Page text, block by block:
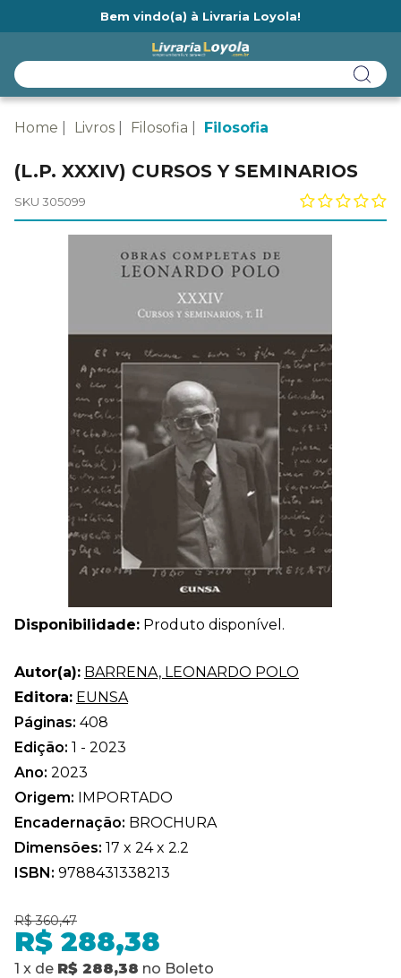
Bem vindo(a) à Livraria Loyola!
Home Livros Filosofia Filosofia
(L.P. XXXIV) CURSOS Y SEMINARIOS
SKU 305099
Disponibilidade: Produto disponível.
Autor(a): BARRENA, LEONARDO POLO
Editora: EUNSA
Páginas: 408
Edição: 1 - 2023
Ano: 2023
Origem: IMPORTADO
Encadernação: BROCHURA
Dimensões: 17 x 24 x 2.2
ISBN: 9788431338213
R$ 360,47
R$ 288,38
1 x de R$ 288,38 no Boleto